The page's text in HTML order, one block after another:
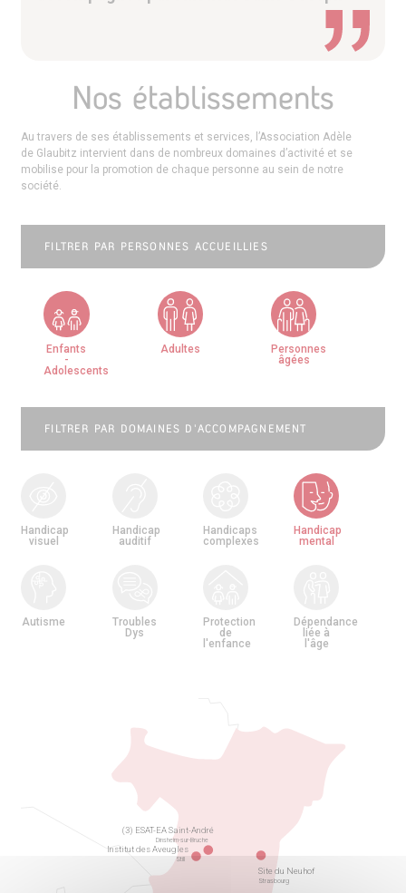
(3) ESAT-EA Saint-André
Dinsheim-sur-Bruche
Institut des Aveugles
Still
Site du Neuhof
Strasbourg
Nos établissements
Au travers de ses établissements et services, l’Association Adèle
de Glaubitz intervient dans de nombreux domaines d’activité et se
mobilise pour la promotion de chaque personne au sein de notre
société.
FILTRER PAR PERSONNES ACCUEILLIES
Enfants
-
Adolescents
Adultes
Personnes
âgées
FILTRER PAR DOMAINES D'ACCOMPAGNEMENT
Handicap
visuel
Handicap
auditif
Handicaps
complexes
Handicap
mental
Autisme
Troubles
Dys
Protection
de
l'enfance
Dépendance
liée à
l'âge